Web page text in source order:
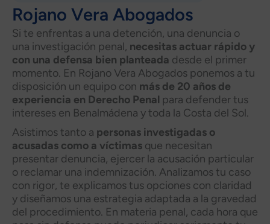
Rojano Vera Abogados
Si te enfrentas a una detención, una denuncia o
una investigación penal, necesitas actuar rápido y
con una defensa bien planteada desde el primer
momento. En Rojano Vera Abogados ponemos a tu
disposición un equipo con más de 20 años de
experiencia en Derecho Penal para defender tus
intereses en Benalmádena y toda la Costa del Sol.
Asistimos tanto a personas investigadas o
acusadas como a víctimas que necesitan
presentar denuncia, ejercer la acusación particular
o reclamar una indemnización. Analizamos tu caso
con rigor, te explicamos tus opciones con claridad
y diseñamos una estrategia adaptada a la gravedad
del procedimiento. En materia penal, cada hora que